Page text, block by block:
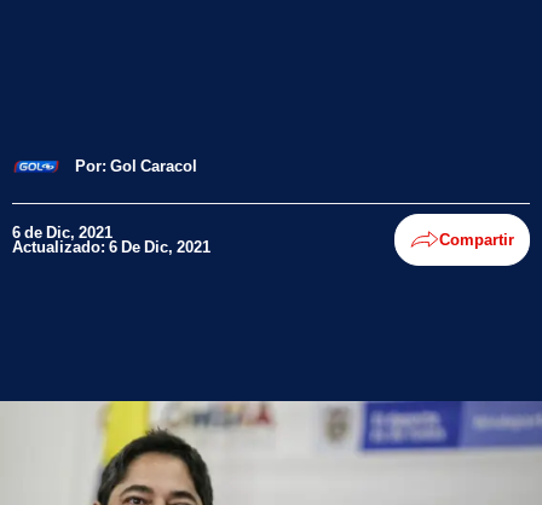
Por: Gol Caracol
6 de Dic, 2021
Actualizado: 6 De Dic, 2021 Compartir